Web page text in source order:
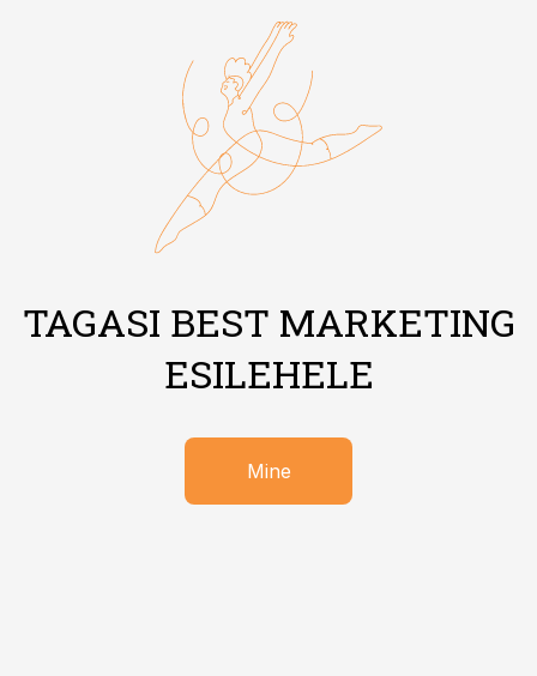
TAGASI BEST MARKETING
ESILEHELE
Mine